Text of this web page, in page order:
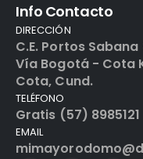
Info Contacto
DIRECCIÓN
C.E. Portos Sabana
Vía Bogotá - Cota
Cota, Cund.
TELÉFONO
Gratis (57) 8985121
EMAIL